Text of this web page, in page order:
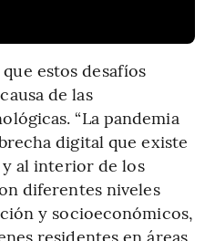
estos desafíos
de las
“La pandemia
digital que existe
al interior de los
diferentes niveles
y socioeconómicos,
residentes en áreas